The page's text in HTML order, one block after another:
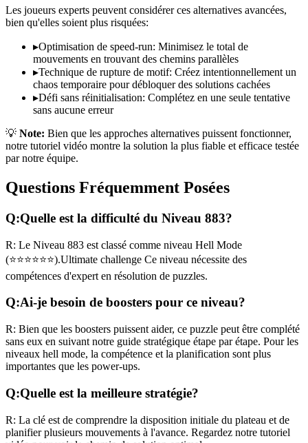
Les joueurs experts peuvent considérer ces alternatives avancées,
bien qu'elles soient plus risquées:
▸Optimisation de speed-run: Minimisez le total de
mouvements en trouvant des chemins parallèles
▸Technique de rupture de motif: Créez intentionnellement un
chaos temporaire pour débloquer des solutions cachées
▸Défi sans réinitialisation: Complétez en une seule tentative
sans aucune erreur
💡 Note: Bien que les approches alternatives puissent fonctionner,
notre tutoriel vidéo montre la solution la plus fiable et efficace testée
par notre équipe.
Questions Fréquemment Posées
Q:Quelle est la difficulté du Niveau 883?
R: Le Niveau 883 est classé comme niveau Hell Mode
(⭐⭐⭐⭐⭐⭐).Ultimate challenge Ce niveau nécessite des
compétences d'expert en résolution de puzzles.
Q:Ai-je besoin de boosters pour ce niveau?
R: Bien que les boosters puissent aider, ce puzzle peut être complété
sans eux en suivant notre guide stratégique étape par étape. Pour les
niveaux hell mode, la compétence et la planification sont plus
importantes que les power-ups.
Q:Quelle est la meilleure stratégie?
R: La clé est de comprendre la disposition initiale du plateau et de
planifier plusieurs mouvements à l'avance. Regardez notre tutoriel